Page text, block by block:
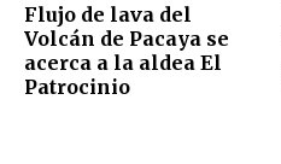
Flujo de lava del
Volcán de Pacaya se
acerca a la aldea El
Patrocinio